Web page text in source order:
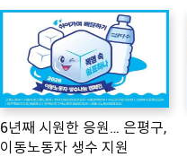
6년째 시원한 응원… 은평구,
이동노동자 생수 지원